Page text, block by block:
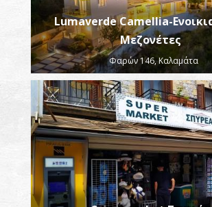
Lumaverde Camellia-
Μεζονέτες
Φαρών 146, Καλαμάτα